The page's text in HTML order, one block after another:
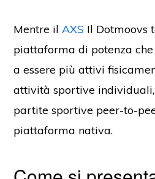
Mentre ilAXS Il Dotmoovs
piattaforma di potenza
a essere più attivi
attività sportive
partite sportive peer-to-
piattaforma nativa.